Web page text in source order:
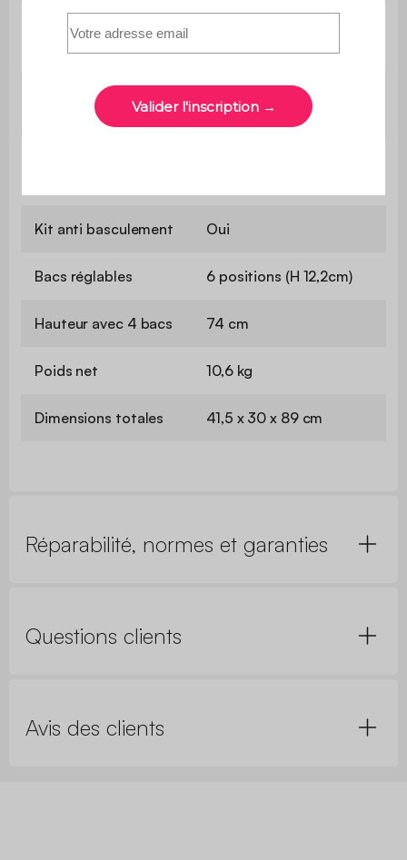
Poids max supporté
Poids max supporté
par les grands bacs
4 kg
Kit anti basculement Oui
Bacs réglables 6 positions (H 12,2cm)
Hauteur avec 4 bacs 74 cm
Poids net 10,6 kg
Dimensions totales 41,5 x 30 x 89 cm
Réparabilité, normes et garanties
Questions clients
Avis des clients